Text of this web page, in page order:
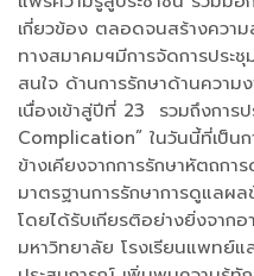
เกี่ยวข้อง ตลอดจนสร้างควา
ทางสมาคมฯมีการจัดการประ
สนใจ ด้านการรักษาด้านควา
เนื่องเข้าสู่ปีที่ 23 รวมถึงการ
Complication” ในวันนี้ที่เป็น
ข้างเคียงจากการรักษาหัตถก
มาตรฐานการรักษาการดูแลผล
โดยได้รับเกียรติอย่างยิ่งจาก
มหาวิทยาลัย โรงเรียนแพทย์